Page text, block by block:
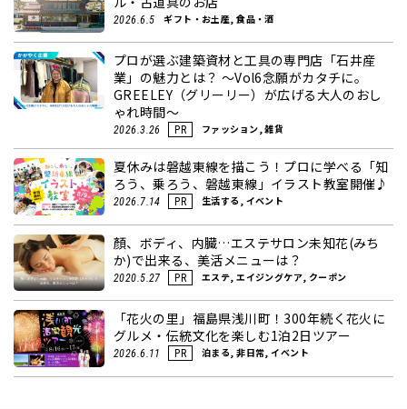
2026.6.5 ギフト・お土産, 食品・酒
プロが選ぶ建築資材と工具の専門店「石井産
業」の魅力とは？ ～Vol6念願がカタチに。
GREELEY（グリーリー）が広げる大人のおし
ゃれ時間～
2026.3.26 PR ファッション, 雑貨
夏休みは磐越東線を描こう！プロに学べる「知
ろう、乗ろう、磐越東線」イラスト教室開催♪
2026.7.14 PR 生活する, イベント
顏、ボディ、内臓…エステサロン未知花(みち
か)で出来る、美活メニューは？
2020.5.27 PR エステ, エイジングケア, クーポン
「花火の里」福島県浅川町！300年続く花火に
グルメ・伝統文化を楽しむ1泊2日ツアー
2026.6.11 PR 泊まる, 非日常, イベント